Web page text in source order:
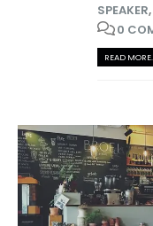
SPEAKER,
0
READ